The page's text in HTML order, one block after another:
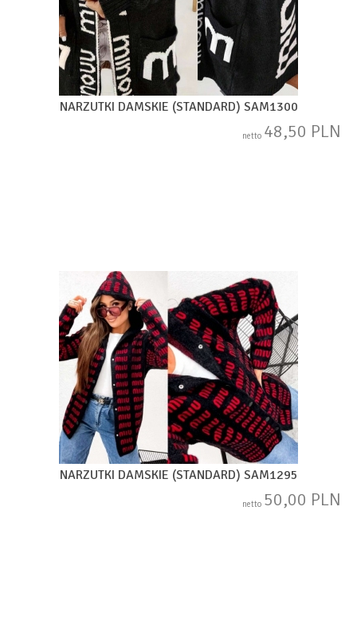
NARZUTKI DAMSKIE (STANDARD) SAM1300
netto 48,50 PLN
NARZUTKI DAMSKIE (STANDARD) SAM1295
netto 50,00 PLN